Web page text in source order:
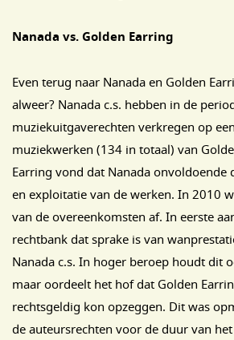
Nanada vs. Golden Earring
Even terug naar Nanada en Golden
alweer? Nanada c.s. hebben in de
muziekuitgaverechten verkregen op
muziekwerken (134 in totaal) van
Earring vond dat Nanada onvoldoende
en exploitatie van de werken. In 2010
van de overeenkomsten af. In eerste
rechtbank dat sprake is van
Nanada c.s. In hoger beroep houdt dit
maar oordeelt het hof dat Golden
rechtsgeldig kon opzeggen. Dit was
de auteursrechten voor de duur van